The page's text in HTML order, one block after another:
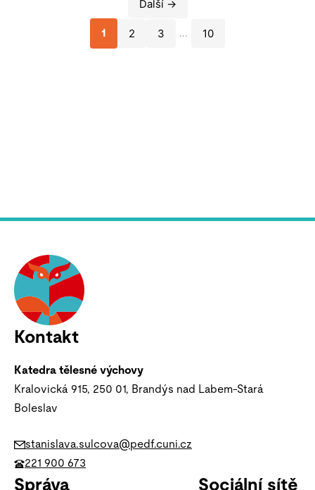
1 2 3 ... 10
Další →
Kontakt
Katedra tělesné výchovy
Kralovická 915, 250 01, Brandýs nad Labem-Stará
Boleslav
stanislava.sulcova@pedf.cuni.cz
221 900 673
Správa Sociální sítě